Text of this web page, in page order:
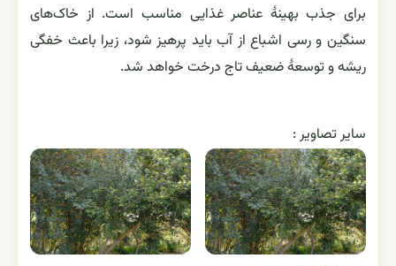
برای جذب بهینهٔ عناصر غذایی مناسب است. از خاک‌های
سنگین و رسی اشباع از آب باید پرهیز شود، زیرا باعث خفگی
ریشه و توسعهٔ ضعیف تاج درخت خواهد شد.
ساير تصاوير :